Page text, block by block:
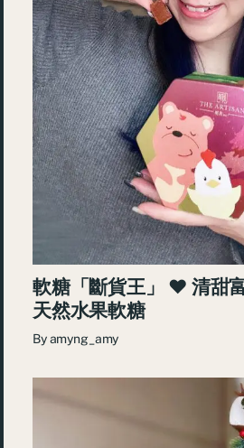
軟糖「斷貨王」 ♥ 清甜
天然水果軟糖
Byamyng_amy